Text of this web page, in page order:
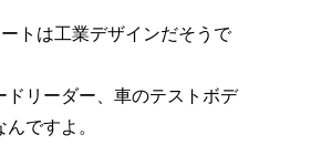
トは工業デザインだそうで
リーダー、車のテストボデ
ですよ。